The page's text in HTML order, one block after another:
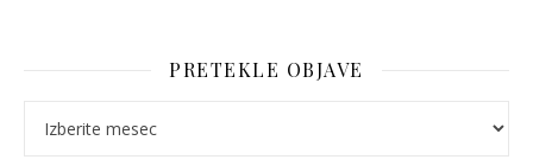
PRETEKLE OBJAVE